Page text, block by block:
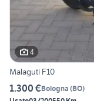
4
Malaguti F10
1.300 €Bologna (BO)